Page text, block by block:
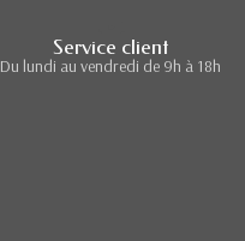
Service client
Du lundi au vendredi de 9h à 18h